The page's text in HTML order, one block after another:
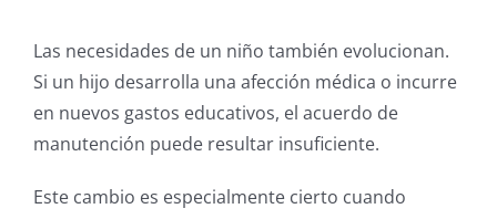
Las necesidades de un niño también evolucionan.
Si un hijo desarrolla una afección médica o incurre
en nuevos gastos educativos, el acuerdo de
manutención puede resultar insuficiente.
Este cambio es especialmente cierto cuando